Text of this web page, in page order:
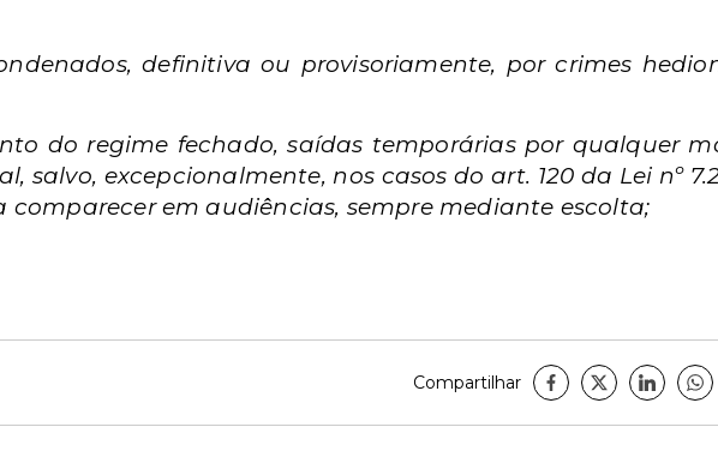
definitiva ou provisoriamente, por crimes
do regime fechado, saídas temporárias por qualquer
salvo, excepcionalmente, nos casos do art. 120 da Lei nº
comparecer em audiências, sempre mediante escolta;
Compartilhar